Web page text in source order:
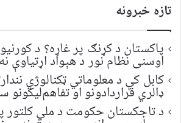
تازه خبرونه
پاکستان د کړنګ پر غاړه؟ د
اوسنی نظام نور د هېواد اړتیاوې
ډالري قراردادونو او
د تاجکستان حکومت د ملي کلتور